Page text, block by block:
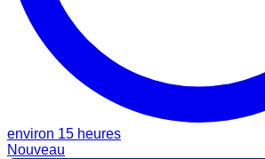
environ 15 heures
Nouveau